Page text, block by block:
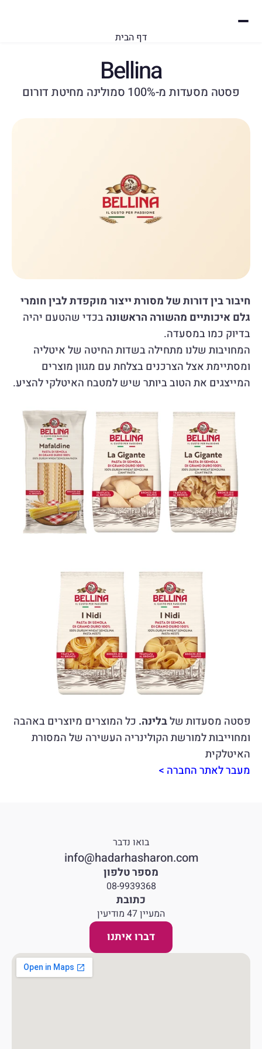
דף הבית
המותגים שלנו
קטלוג
צור קשר
Hebrew
Bellina
פסטה מסעדות מ-100% סמולינה מחיטת דורום
גלם איכותיים מהשורה הראשונה
בדיוק כמו במסעדה.
המייצגים את הטוב ביותר שיש למטבח האיטלקי להציע.
פסטה מסעדות של בלינה.
האיטלקית
מעבר לאתר החברה >
בואו נדבר
info@hadarhasharon.com
מספר טלפון
08-9939368
כתובת
המעיין 47 מודיעין
דברו איתנו